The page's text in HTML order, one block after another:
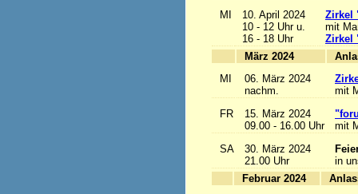
MI
10. April 2024
10 - 12 Uhr u.
16 - 18 Uhr
Zirkel
mit
Zirkel
März 2024
MI
06. März 2024
nachm.
mit
FR
15. März 2024
09.00 - 16.00 Uhr
mit
SA
30. März 2024
21.00 Uhr
in
Februar 2024